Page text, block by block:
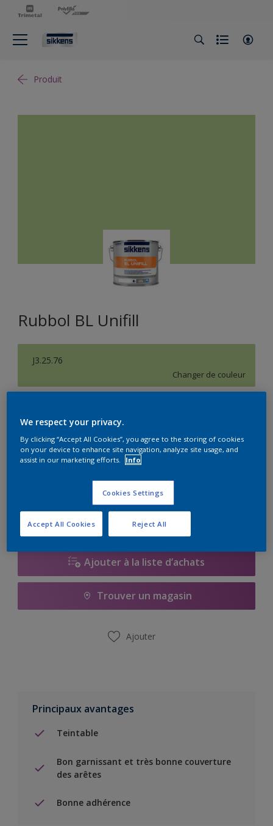
Produit
Rubbol BL Unifill
J3.25.76
Changer de couleur
1L
Quantité Calculateur de peinture
Ajouter à la liste d’achats
Trouver un magasin
Ajouter
Principaux avantages
Teintable
Bon garnissant et très bonne couverture
des arêtes
Bonne adhérence
We respect your privacy.
By clicking “Accept All Cookies”, you agree to the storing of cookies
on your device to enhance site navigation, analyze site usage, and
assist in our marketing efforts.
Info
Cookies Settings
Reject All
Accept All Cookies